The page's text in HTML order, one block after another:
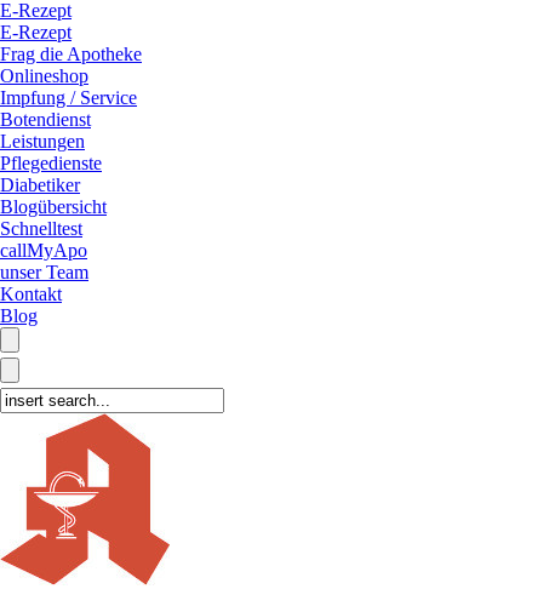
E-Rezept
E-Rezept
Frag die Apotheke
Onlineshop
Impfung / Service
Botendienst
Leistungen
Pflegedienste
Diabetiker
Blogübersicht
Schnelltest
callMyApo
unser Team
Kontakt
Blog